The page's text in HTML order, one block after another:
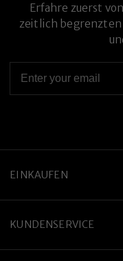
Erfahre zuerst
zeitlich
EINKAUFEN
KUNDENSERVICE